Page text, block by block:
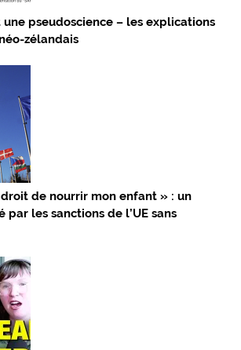
pseudoscience – les explications
zélandais
droit de nourrir mon enfant » : un
par les sanctions de l’UE sans